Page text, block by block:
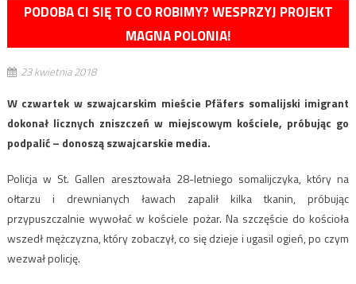
PODOBA CI SIĘ TO CO ROBIMY? WESPRZYJ PROJEKT
MAGNA POLONIA!
23 kwietnia 2018
W czwartek w szwajcarskim mieście Pfäfers somalijski imigrant
dokonał licznych zniszczeń w miejscowym kościele, próbując go
podpalić – donoszą szwajcarskie media.
Policja w St. Gallen aresztowała 28-letniego somalijczyka, który na
ołtarzu i drewnianych ławach zapalił kilka tkanin, próbując
przypuszczalnie wywołać w kościele pożar. Na szczęście do kościoła
wszedł mężczyzna, który zobaczył, co się dzieje i ugasil ogień, po czym
wezwał policję.